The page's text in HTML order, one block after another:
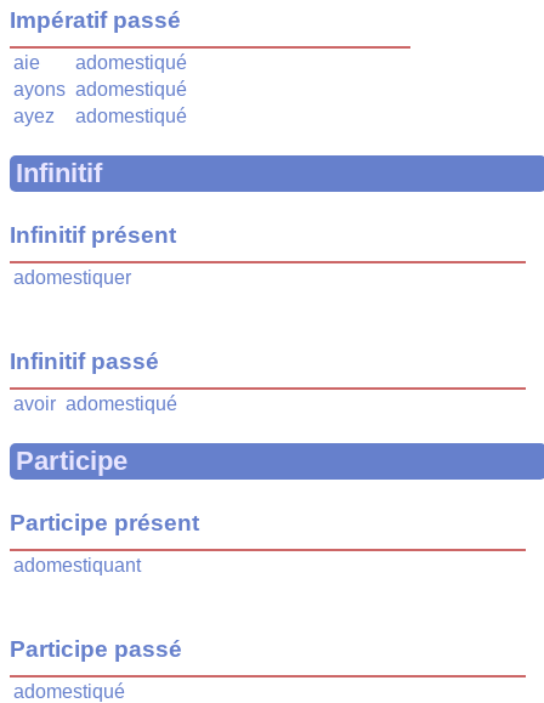
Impératif passé
aie
adomestiqué
ayons adomestiqué
ayez
adomestiqué
Infinitif
Infinitif présent
adomestiquer
Infinitif passé
avoir adomestiqué
Participe
Participe présent
adomestiquant
Participe passé
adomestiqué